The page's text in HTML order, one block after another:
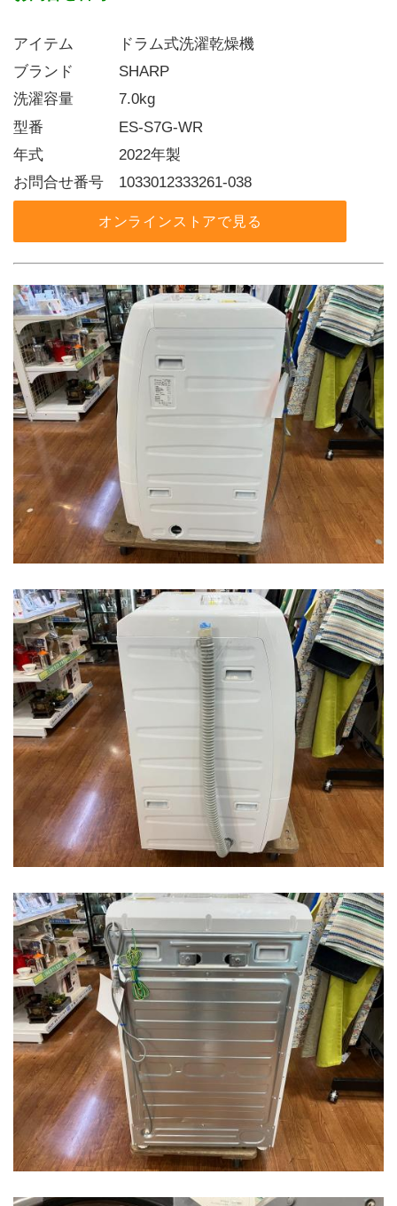
アイテム   ドラム式洗濯乾燥機
ブランド   SHARP
洗濯容量   7.0kg
型番     ES-S7G-WR
年式     2022年製
お問合せ番号 1033012333261-038
オンラインストアで見る